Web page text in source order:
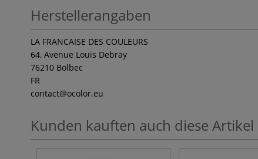
Herstellerangaben
LA FRANCAISE DES COULEURS
64, Avenue Louis Debray
76210 Bolbec
FR
contact@ocolor.eu
Kunden kauften auch diese Artikel